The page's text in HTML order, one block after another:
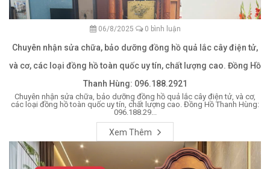
06/8/2025 0 bình luận
Chuyên nhận sửa chữa, bảo dưỡng đồng hồ quả lắc cây điện tử,
và cơ, các loại đồng hồ toàn quốc uy tín, chất lượng cao. Đồng Hồ
Thanh Hùng: 096.188.2921
Chuyên nhận sửa chữa, bảo dưỡng đồng hồ quả lắc cây điện tử, và cơ,
các loại đồng hồ toàn quốc uy tín, chất lượng cao. Đồng Hồ Thanh Hùng:
096.188.29...
Xem Thêm